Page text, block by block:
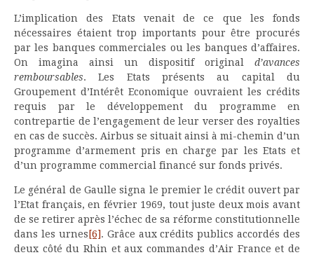
L’implication des Etats venait de ce que les fonds
nécessaires étaient trop importants pour être procurés
par les banques commerciales ou les banques d’affaires.
On imagina ainsi un dispositif original d’avances
remboursables. Les Etats présents au capital du
Groupement d’Intérêt Economique ouvraient les crédits
requis par le développement du programme en
contrepartie de l’engagement de leur verser des royalties
en cas de succès. Airbus se situait ainsi à mi-chemin d’un
programme d’armement pris en charge par les Etats et
d’un programme commercial financé sur fonds privés.
Le général de Gaulle signa le premier le crédit ouvert par
l’Etat français, en février 1969, tout juste deux mois avant
de se retirer après l’échec de sa réforme constitutionnelle
dans les urnes [6]. Grâce aux crédits publics accordés des
deux côté du Rhin et aux commandes d’Air France et de